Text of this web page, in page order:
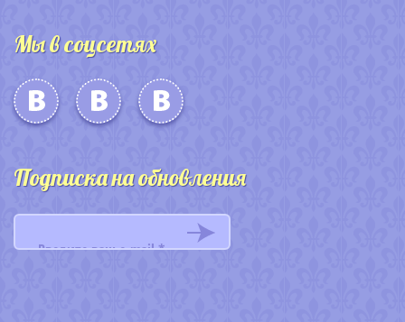
Мы в соцсетях
Подписка на обновления